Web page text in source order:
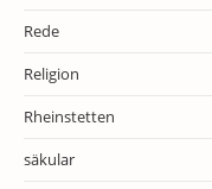
Rede
Religion
Rheinstetten
säkular